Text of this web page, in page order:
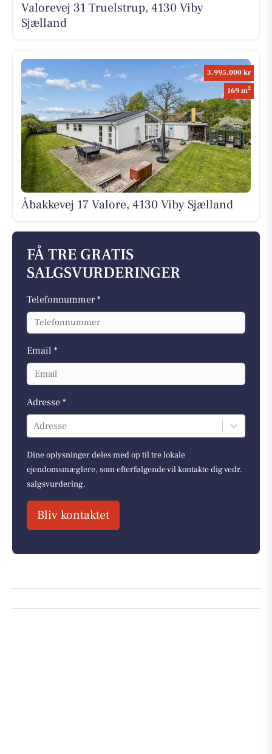
Valorevej 31 Truelstrup, 4130 Viby
Sjælland
3.995.000 kr
169 m2
Åbakkevej 17 Valore, 4130 Viby Sjælland
FÅ TRE GRATIS
SALGSVURDERINGER
Telefonnummer *
Email *
Adresse *
Adresse
Dine oplysninger deles med op til tre lokale
ejendomsmæglere, som efterfølgende vil kontakte dig vedr.
salgsvurdering.
Bliv kontaktet